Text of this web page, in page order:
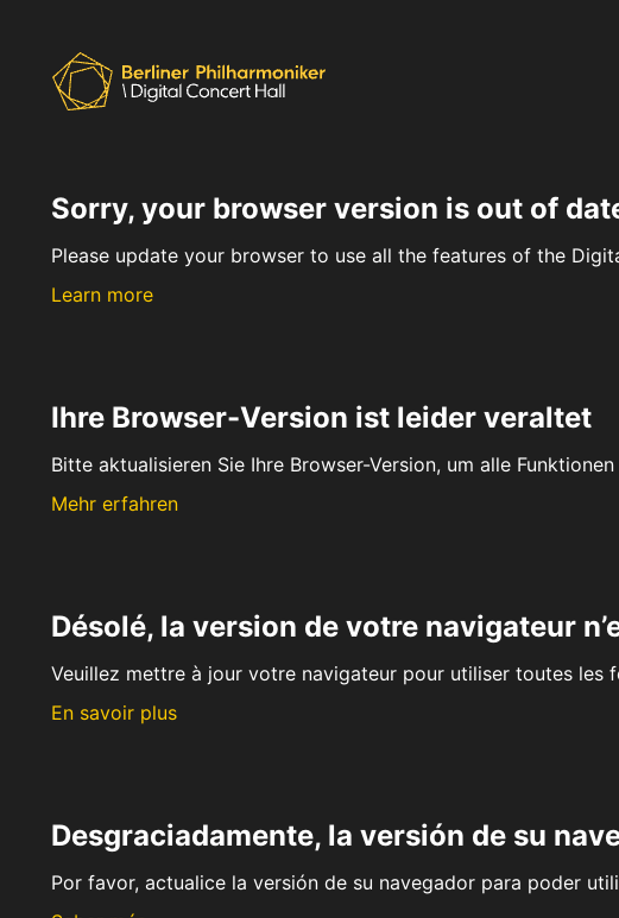
Sorry, your browser version is out of
Please update your browser to use all the features of the
Learn more
Ihre Browser-Version ist leider veraltet
Bitte aktualisieren Sie Ihre Browser-Version, um alle
Mehr erfahren
Désolé, la version de votre navigateur
Veuillez mettre à jour votre navigateur pour utiliser toutes les
En savoir plus
Desgraciadamente, la versión de su
Por favor, actualice la versión de su navegador para poder